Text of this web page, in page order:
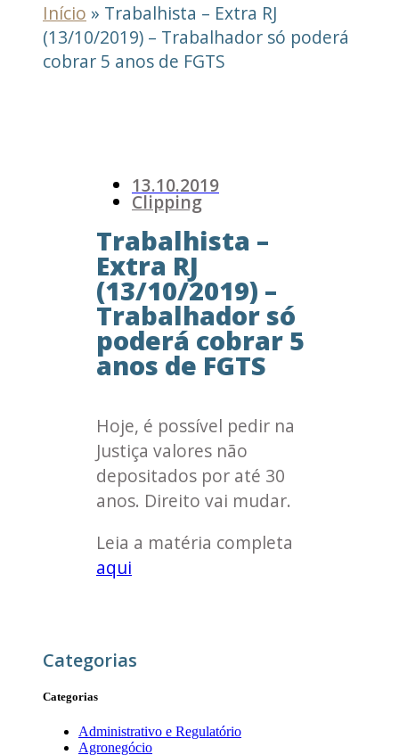
Início » Trabalhista – Extra RJ
(13/10/2019) – Trabalhador só poderá
cobrar 5 anos de FGTS
13.10.2019
Clipping
Trabalhista –
Extra RJ
(13/10/2019) –
Trabalhador só
poderá cobrar 5
anos de FGTS
Hoje, é possível pedir na
Justiça valores não
depositados por até 30
anos. Direito vai mudar.
Leia a matéria completa
aqui
Categorias
Categorias
Administrativo e Regulatório
Agronegócio